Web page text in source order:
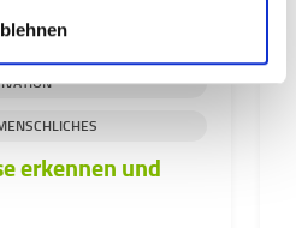
erkennen und